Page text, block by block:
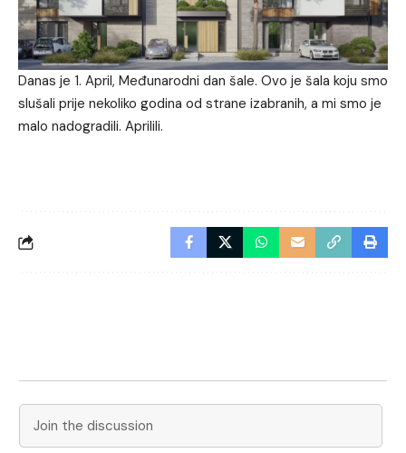
Danas je 1. April, Međunarodni dan šale. Ovo je šala koju smo
slušali prije nekoliko godina od strane izabranih, a mi smo je
malo nadogradili. Aprilili.